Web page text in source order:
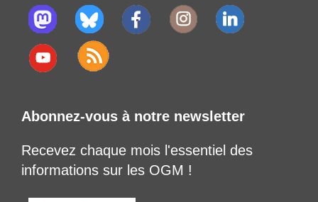
Abonnez-vous à notre newsletter
Recevez chaque mois l'essentiel des
informations sur les OGM !